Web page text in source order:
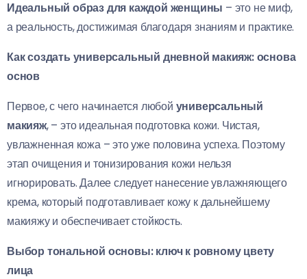
Идеальный образ для каждой женщины – это не миф,
а реальность, достижимая благодаря знаниям и практике.
Как создать универсальный дневной макияж: основа
основ
Первое, с чего начинается любой универсальный
макияж, – это идеальная подготовка кожи. Чистая,
увлажненная кожа – это уже половина успеха. Поэтому
этап очищения и тонизирования кожи нельзя
игнорировать. Далее следует нанесение увлажняющего
крема, который подготавливает кожу к дальнейшему
макияжу и обеспечивает стойкость.
Выбор тональной основы: ключ к ровному цвету
лица